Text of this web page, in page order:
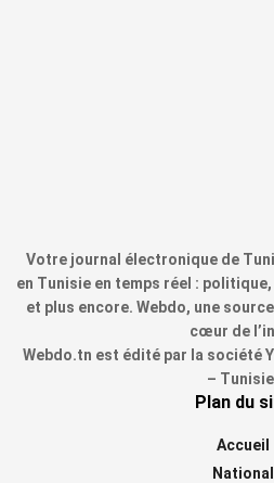
Votre journal électronique de
en Tunisie en temps réel :
et plus encore. Webdo, une
cœur de
Webdo.tn est édité par la société
–
Plan du
Accueil
National